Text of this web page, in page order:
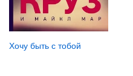
Хочу быть с тобой